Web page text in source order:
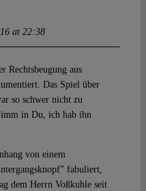
at 22:38
Rechtsbeugung aus
Das Spiel über
so schwer nicht zu
in Du, ich hab ihn
von einem
fabuliert,
dem Herrn Voßkuhle seit